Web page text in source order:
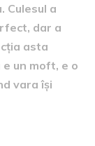
Culesul a
dar a
asta
un moft, e o
vara își